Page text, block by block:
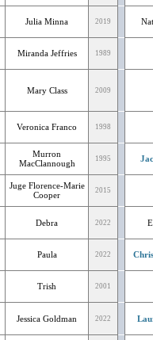
Julia Minna 2019
Miranda Jeffries 1989
Mary Class 2009
Veronica Franco 1998
Murron
MacClannough
1995
Juge Florence-Marie
Cooper
2015
Debra 2022
Paula 2022
Trish 2001
Jessica Goldman 2022